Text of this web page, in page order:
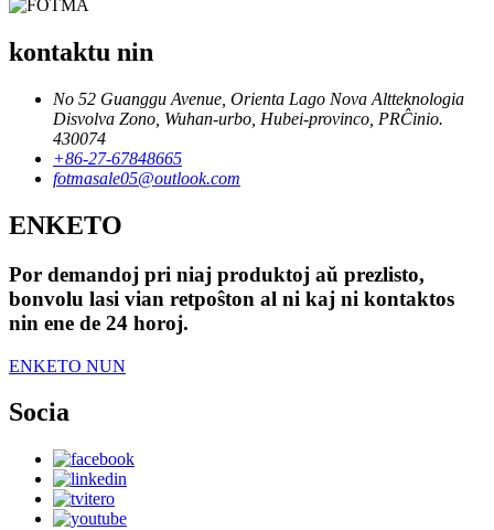
kontaktu nin
No 52 Guanggu Avenue, Orienta Lago Nova Altteknologia
Disvolva Zono, Wuhan-urbo, Hubei-provinco, PRĈinio.
430074
+86-27-67848665
fotmasale05@outlook.com
ENKETO
Por demandoj pri niaj produktoj aŭ prezlisto,
bonvolu lasi vian retpoŝton al ni kaj ni kontaktos
nin ene de 24 horoj.
ENKETO NUN
Socia